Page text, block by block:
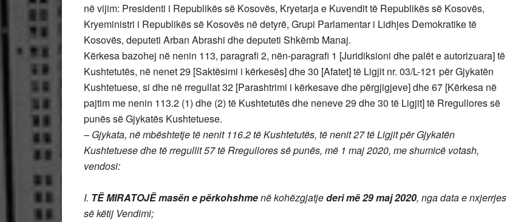
në vijim: Presidenti i Republikës së Kosovës, Kryetarja e Kuvendit të Republikës së Kosovës,
Kryeministri i Republikës së Kosovës në detyrë, Grupi Parlamentar i Lidhjes Demokratike të
Kosovës, deputeti Arban Abrashi dhe deputeti Shkëmb Manaj.
Kërkesa bazohej në nenin 113, paragrafi 2, nën-paragrafi 1 [Juridiksioni dhe palët e autorizuara] të
Kushtetutës, në nenet 29 [Saktësimi i kërkesës] dhe 30 [Afatet] të Ligjit nr. 03/L-121 për Gjykatën
Kushtetuese, si dhe në rregullat 32 [Parashtrimi i kërkesave dhe përgjigjeve] dhe 67 [Kërkesa në
pajtim me nenin 113.2 (1) dhe (2) të Kushtetutës dhe neneve 29 dhe 30 të Ligjit] të Rregullores së
punës së Gjykatës Kushtetuese.
– Gjykata, në mbështetje të nenit 116.2 të Kushtetutës, të nenit 27 të Ligjit për Gjykatën
Kushtetuese dhe të rregullit 57 të Rregullores së punës, më 1 maj 2020, me shumicë votash,
vendosi:
I. TË MIRATOJË masën e përkohshmenë kohëzgjatjederi më 29 maj 2020, nga data e nxjerrjes
së këtij Vendimi;